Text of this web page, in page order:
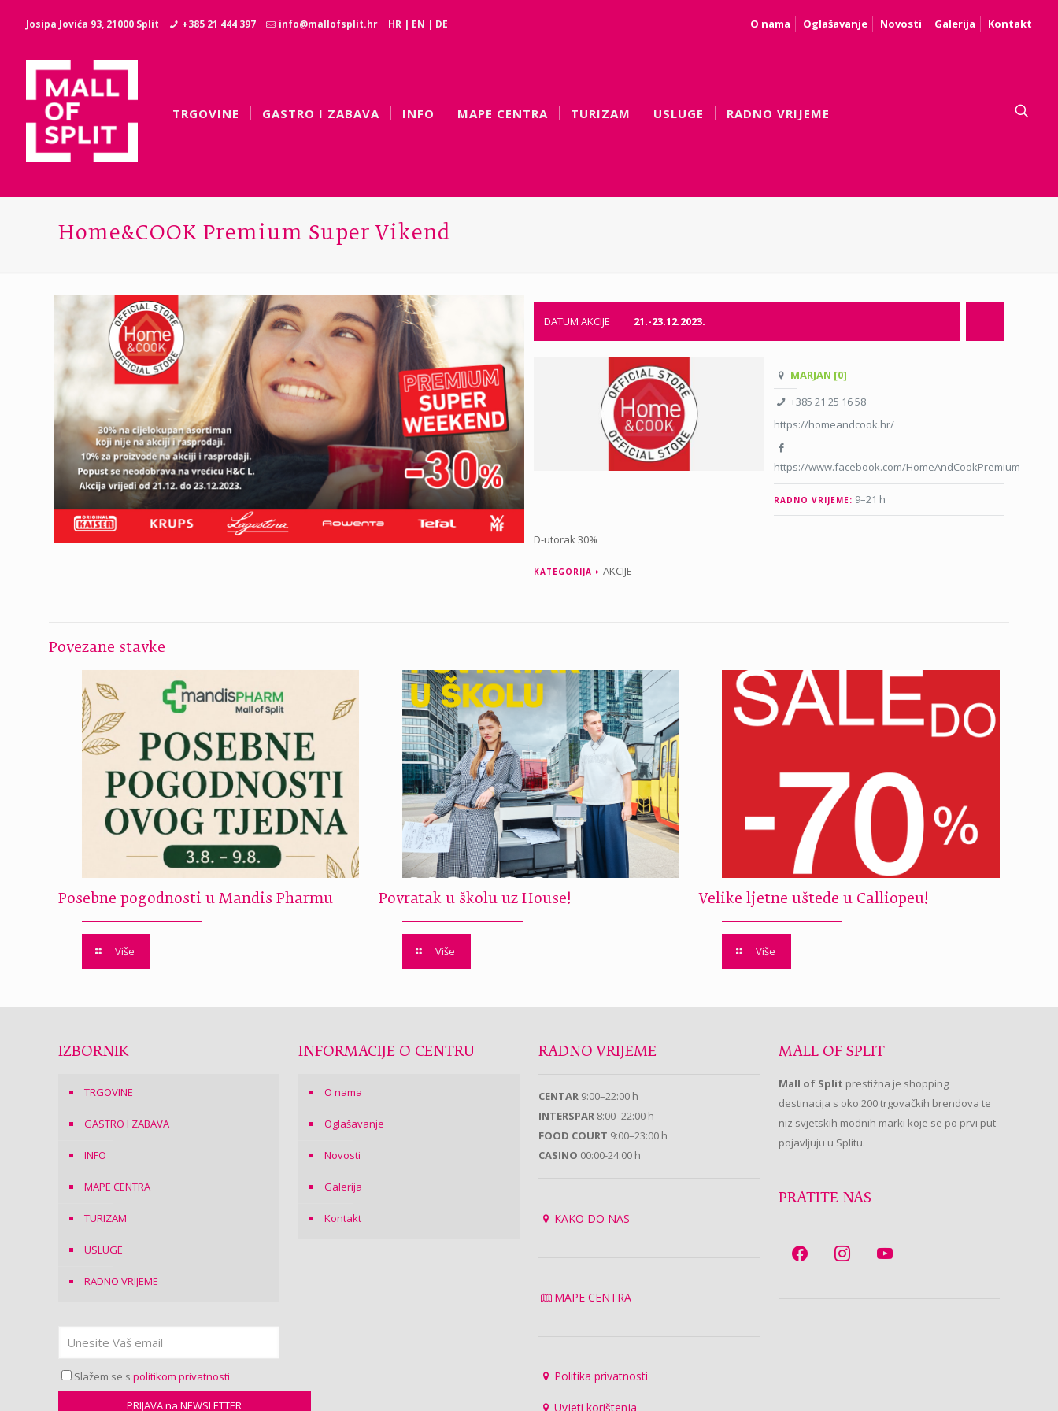
Josipa Jovića 93, 21000 Split +385 21 444 397 info@mallofsplit.hr HR | EN | DE O nama Oglašavanje Novosti Galerija Kontakt
TRGOVINE GASTRO I ZABAVA INFO MAPE CENTRA TURIZAM USLUGE RADNO VRIJEME
Home&COOK Premium Super Vikend
DATUM AKCIJE 21.-23.12.2023.
MARJAN [0]
+385 21 25 16 58
https://homeandcook.hr/
https://www.facebook.com/HomeAndCookPremium
RADNO VRIJEME: 9–21 h
D-utorak 30%
KATEGORIJA AKCIJE
Povezane stavke
Posebne pogodnosti u Mandis Pharmu
Više
Povratak u školu uz House!
Više
Velike ljetne uštede u Calliopeu!
Više
IZBORNIK
TRGOVINE
GASTRO I ZABAVA
INFO
MAPE CENTRA
TURIZAM
USLUGE
RADNO VRIJEME
Slažem se spolitikom privatnosti
INFORMACIJE O CENTRU
O nama
Oglašavanje
Novosti
Galerija
Kontakt
RADNO VRIJEME
CENTAR 9:00–22:00 h
INTERSPAR 8:00–22:00 h
FOOD COURT 9:00–23:00 h
CASINO 00:00-24:00 h
KAKO DO NAS
MAPE CENTRA
Politika privatnosti
Uvjeti korištenja
MALL OF SPLIT
Mall of Split prestižna je shopping
destinacija s oko 200 trgovačkih brendova te
niz svjetskih modnih marki koje se po prvi put
pojavljuju u Splitu.
PRATITE NAS